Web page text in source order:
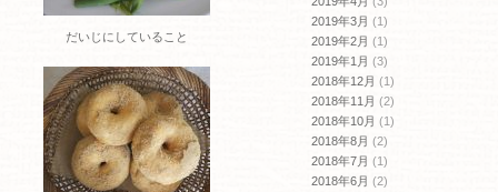
だいじにしていること
2019年3月 (1)
2019年2月 (1)
2019年1月 (3)
2018年12月 (1)
2018年11月 (2)
2018年10月 (1)
2018年8月 (2)
2018年7月 (1)
2018年6月 (2)